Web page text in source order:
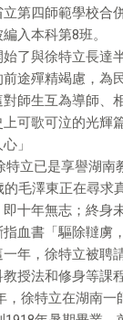
第四師範學校合
入本科第8班。
了與徐特立長達
途殫精竭慮，為
師生互為導師、
可歌可泣的光輝篇
」
特立已是享譽湖南
的毛澤東正在尋求
即十年無志；終身
血書「驅除韃虜
年，徐特立被聘
授法和修身等課程
，徐特立在湖南一